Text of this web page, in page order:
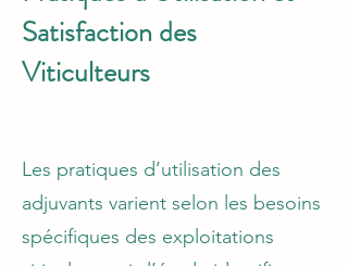
Satisfaction des
Viticulteurs
Les pratiques d’utilisation des
adjuvants varient selon les besoins
spécifiques des exploitations